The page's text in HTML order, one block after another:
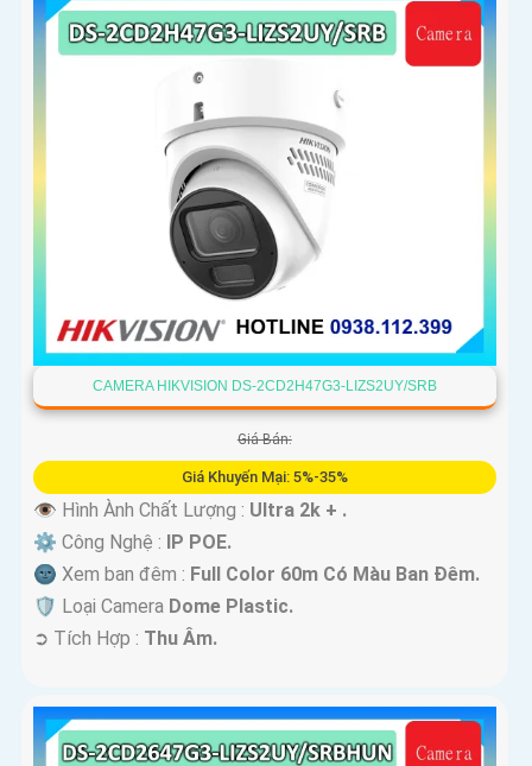
CAMERA HIKVISION DS-2CD2H47G3-LIZS2UY/SRB
Giá Bán:
Giá Khuyến Mại: 5%-35%
👁 Hình Ành Chất Lượng : Ultra 2k + .
⚙ Công Nghệ : IP POE.
🌚 Xem ban đêm : Full Color 60m Có Màu Ban Ðêm.
🛡 Loại Camera Dome Plastic.
️➲ Tích Hợp : Thu Âm.